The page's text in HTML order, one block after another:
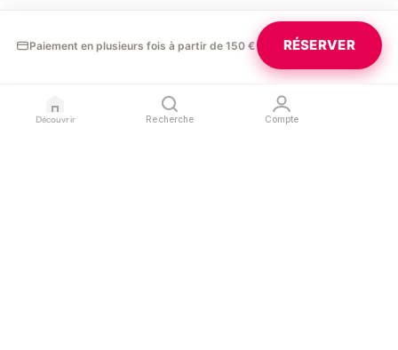
Découvrir Recherche Compte
Paiement en plusieurs fois à partir de 150 € RÉSERVER